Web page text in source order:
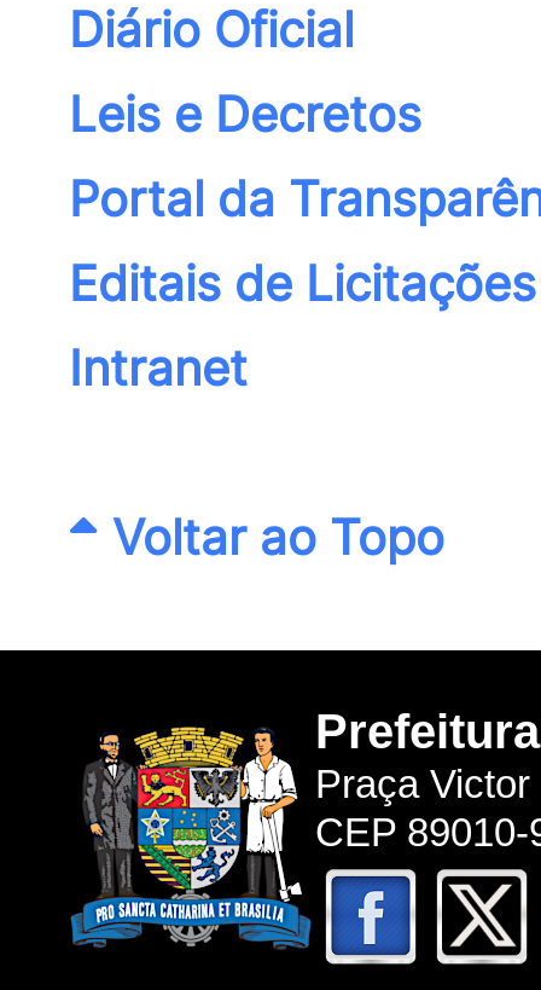
Diário Oficial
Leis e Decretos
Portal da
Editais de Licitações
Intranet
Voltar ao Topo
Praça Victor
CEP 89010-